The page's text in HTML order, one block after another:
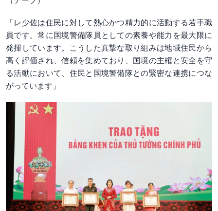
「レ少佐は住民に対して熱心かつ精力的に活動する若手職
員です。常に国境警備隊員としての素養や能力を最大限に
発揮しています。こうした真摯な取り組みは地域住民から
高く評価され、信頼を集めており、国境の主権と安全を守
る活動において、住民と国境警備隊との緊密な連携につな
がっています」